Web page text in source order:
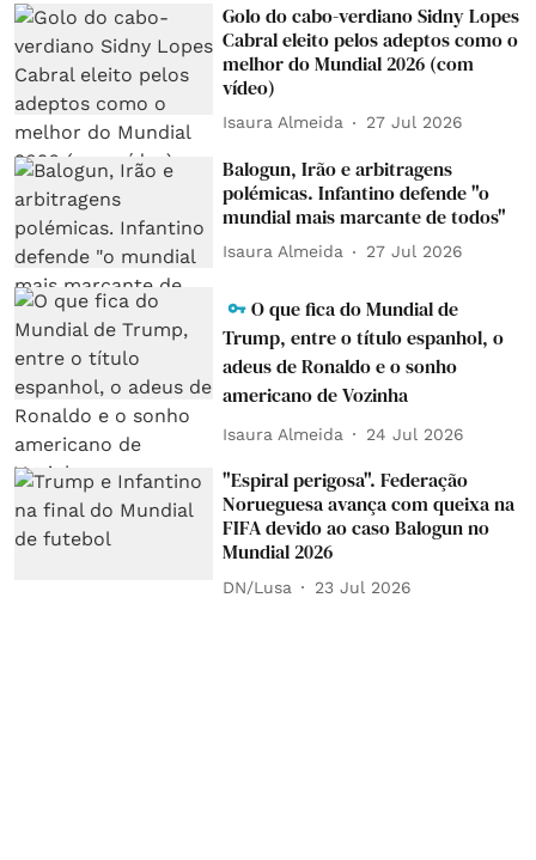
Golo do cabo-verdiano Sidny Lopes
Cabral eleito pelos adeptos como o
melhor do Mundial 2026 (com
vídeo)
Isaura Almeida 27 Jul 2026
Balogun, Irão e arbitragens
polémicas. Infantino defende "o
mundial mais marcante de todos"
Isaura Almeida 27 Jul 2026
O que fica do Mundial de
Trump, entre o título espanhol, o
adeus de Ronaldo e o sonho
americano de Vozinha
Isaura Almeida 24 Jul 2026
"Espiral perigosa". Federação
Norueguesa avança com queixa na
FIFA devido ao caso Balogun no
Mundial 2026
DN/Lusa 23 Jul 2026